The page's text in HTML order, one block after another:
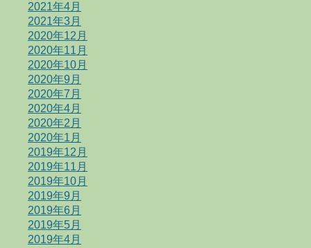
2021年4月
2021年3月
2020年12月
2020年11月
2020年10月
2020年9月
2020年7月
2020年4月
2020年2月
2020年1月
2019年12月
2019年11月
2019年10月
2019年9月
2019年6月
2019年5月
2019年4月